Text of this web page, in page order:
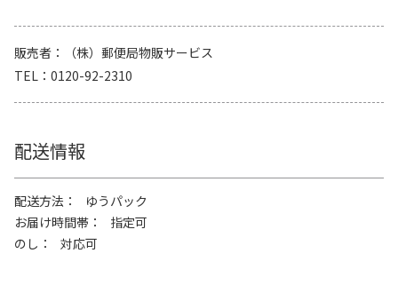
販売者
（株）郵便局物販サービス
TEL
0120-92-2310
配送情報
配送方法
ゆうパック
お届け時間帯
指定可
のし
対応可